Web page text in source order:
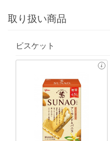
取り扱い商品
ビスケット